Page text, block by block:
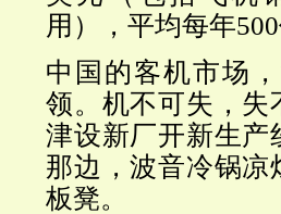
用），平均每年500
中国的客机市场
领。机不可失，失
津设新厂开新生产
那边，波音冷锅
板凳。